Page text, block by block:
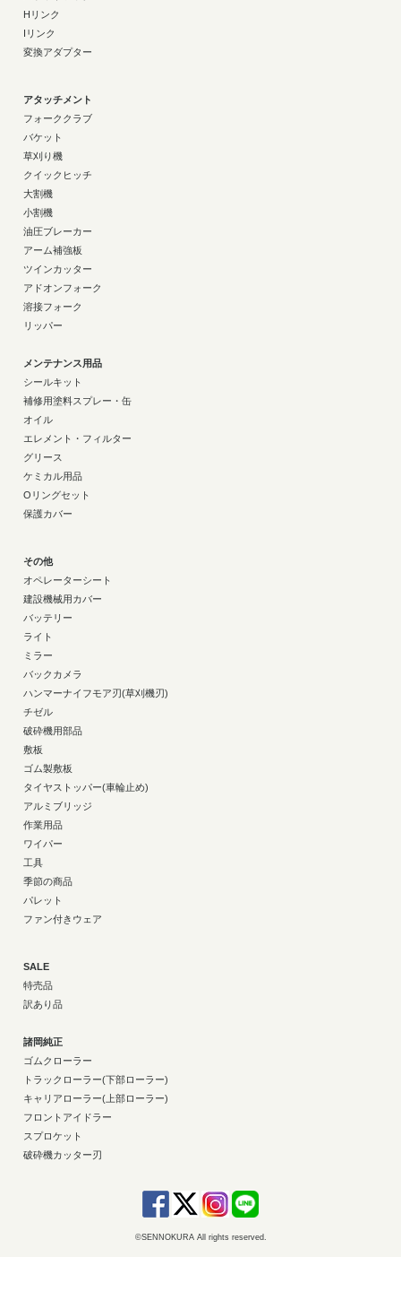
Hリンク
Iリンク
変換アダプター
アタッチメント
フォーククラブ
バケット
草刈り機
クイックヒッチ
大割機
小割機
油圧ブレーカー
アーム補強板
ツインカッター
アドオンフォーク
溶接フォーク
リッパー
メンテナンス用品
シールキット
補修用塗料スプレー・缶
オイル
エレメント・フィルター
グリース
ケミカル用品
Oリングセット
保護カバー
その他
オペレーターシート
建設機械用カバー
バッテリー
ライト
ミラー
バックカメラ
ハンマーナイフモア刃(草刈機刃)
チゼル
破砕機用部品
敷板
ゴム製敷板
タイヤストッパー(車輪止め)
アルミブリッジ
作業用品
ワイパー
工具
季節の商品
パレット
ファン付きウェア
SALE
特売品
訳あり品
諸岡純正
ゴムクローラー
トラックローラー(下部ローラー)
キャリアローラー(上部ローラー)
フロントアイドラー
スプロケット
破砕機カッター刃
©SENNOKURA All rights reserved.